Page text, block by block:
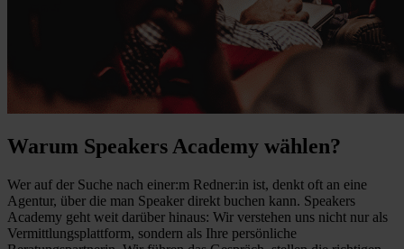
Warum Speakers Academy wählen?
Wer auf der Suche nach einer:m Redner:in ist, denkt oft an eine
Agentur, über die man Speaker direkt buchen kann. Speakers
Academy geht weit darüber hinaus: Wir verstehen uns nicht nur als
Vermittlungsplattform, sondern als Ihre persönliche